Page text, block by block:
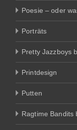
Poesie – oder
Porträts
Pretty Jazzboys
Printdesign
Putten
Ragtime Bandits